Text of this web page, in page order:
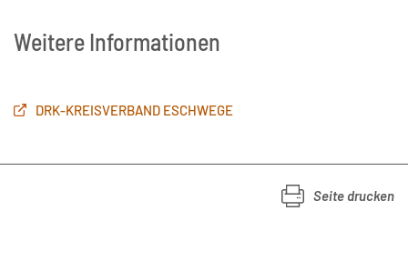
Weitere Informationen
DRK-KREISVERBAND ESCHWEGE
Seite drucken